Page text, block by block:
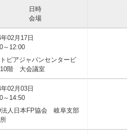
日時
会場
02月17日
～12:00
ピアジャパンセンタービ
階 大会議室
02月03日
～14:50
法人日本FP協会 岐阜支部